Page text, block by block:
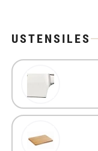
USTENSILES